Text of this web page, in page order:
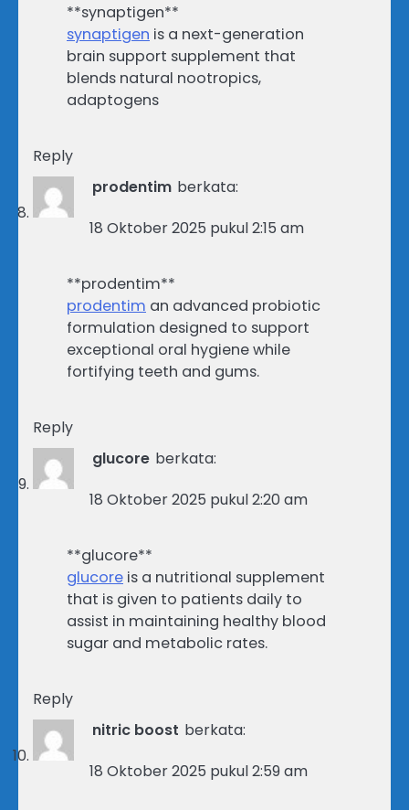
**synaptigen**
synaptigen is a next-generation
brain support supplement that
blends natural nootropics,
adaptogens
Reply
prodentim berkata:
18 Oktober 2025 pukul 2:15 am
** prodentim**
prodentim an advanced probiotic
formulation designed to support
exceptional oral hygiene while
fortifying teeth and gums.
Reply
glucore berkata:
18 Oktober 2025 pukul 2:20 am
**glucore**
glucore is a nutritional supplement
that is given to patients daily to
assist in maintaining healthy blood
sugar and metabolic rates.
Reply
nitric boost berkata:
18 Oktober 2025 pukul 2:59 am